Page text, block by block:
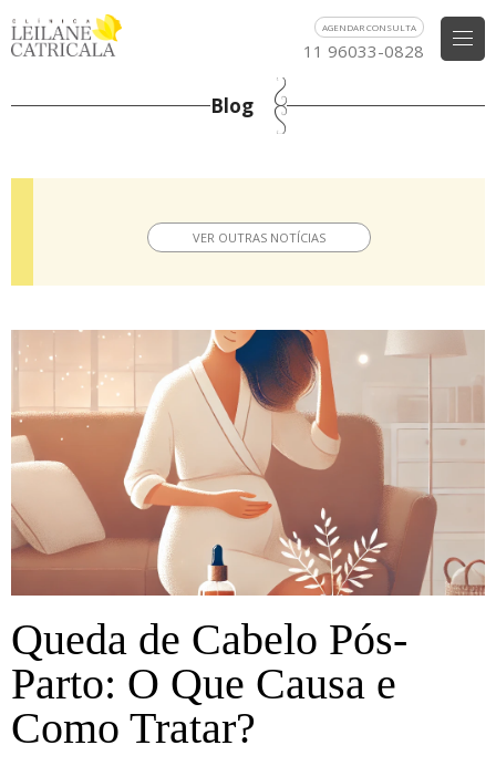
AGENDAR CONSULTA
11 96033-0828
Blog
VER OUTRAS NOTÍCIAS
Queda de Cabelo Pós-
Parto: O Que Causa e
Como Tratar?